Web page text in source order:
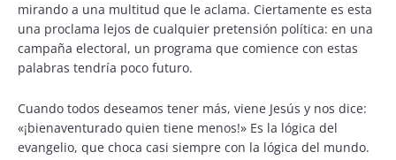
mirando a una multitud que le aclama. Ciertamente es esta
una proclama lejos de cualquier pretensión política: en una
campaña electoral, un programa que comience con estas
palabras tendría poco futuro.
Cuando todos deseamos tener más, viene Jesús y nos dice:
«¡bienaventurado quien tiene menos!» Es la lógica del
evangelio, que choca casi siempre con la lógica del mundo.